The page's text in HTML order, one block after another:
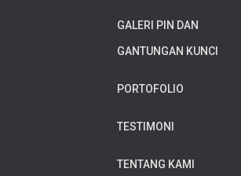
GALERI PIN DAN
GANTUNGAN KUNCI
PORTOFOLIO
TESTIMONI
TENTANG KAMI